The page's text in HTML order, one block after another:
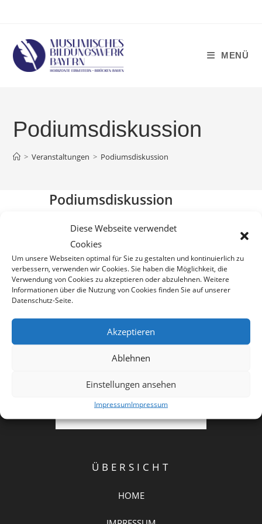
Diese Webseite verwendet
Cookies
Um unsere Webseiten optimal für Sie zu gestalten und kontinuierlich zu
verbessern, verwenden wir Cookies. Sie haben die Möglichkeit, die
Verwendung von Cookies zu akzeptieren oder abzulehnen. Weitere
Informationen über die Nutzung von Cookies finden Sie auf unserer
Datenschutz-Seite.
Akzeptieren
Ablehnen
Einstellungen ansehen
ImpressumImpressum
MENÜ
Podiumsdiskussion
> Veranstaltungen > Podiumsdiskussion
Podiumsdiskussion
Keine Veranstaltung gefunden
ÜBERSICHT
HOME